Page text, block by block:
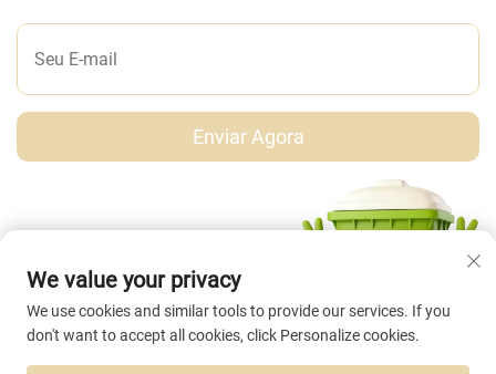
Enviar Agora
We value your privacy
We use cookies and similar tools to provide our services. If you
don't want to accept all cookies, click Personalize cookies.